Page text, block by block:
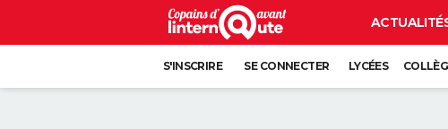
S'INSCRIRE SE CONNECTER LYCÉES